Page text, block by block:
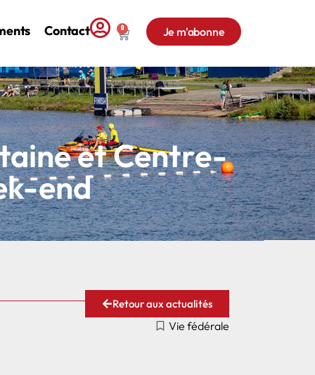
Contact 0 Je m'abonne
et Centre-
end
Retour aux actualités
Vie fédérale